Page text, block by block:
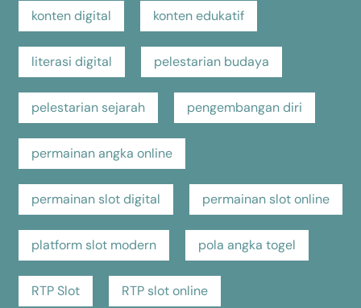
konten digital konten edukatif
literasi digital pelestarian budaya
pelestarian sejarah pengembangan diri
permainan angka online
permainan slot digital permainan slot online
platform slot modern pola angka togel
RTP Slot RTP slot online